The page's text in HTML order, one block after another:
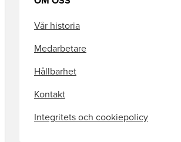
Vår historia
Medarbetare
Hållbarhet
Kontakt
Integritets och cookiepolicy